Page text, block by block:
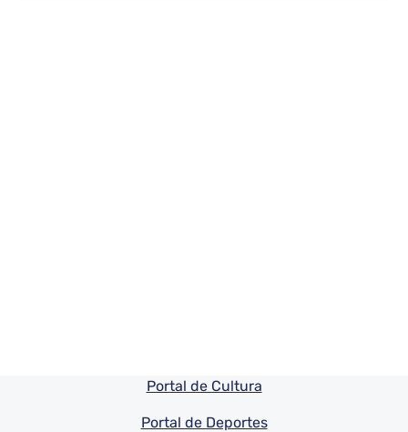
Pie de pagina información
Portal de Cultura
Portal de Deportes